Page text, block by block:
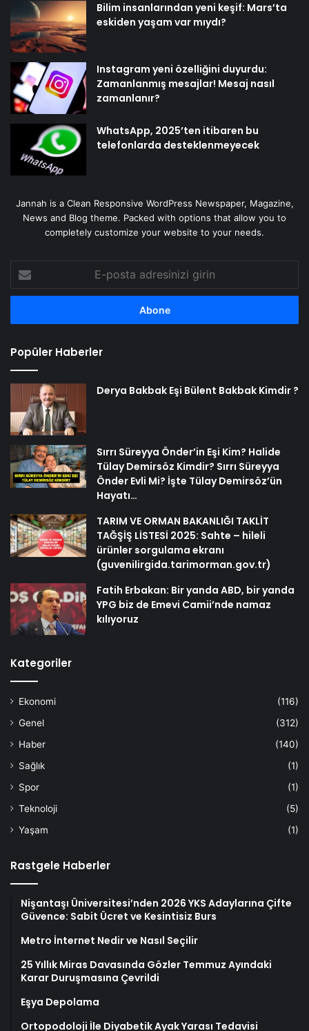
Bilim insanlarından yeni keşif: Mars’ta
eskiden yaşam var mıydı?
Instagram yeni özelliğini duyurdu:
Zamanlanmış mesajlar! Mesaj nasıl
zamanlanır?
WhatsApp, 2025’ten itibaren bu
telefonlarda desteklenmeyecek
Jannah is a Clean Responsive WordPress Newspaper, Magazine,
News and Blog theme. Packed with options that allow you to
completely customize your website to your needs.
posta
adresinizi
Popüler Haberler
Derya Bakbak Eşi Bülent Bakbak Kimdir ?
Sırrı Süreyya Önder’in Eşi Kim? Halide
Tülay Demirsöz Kimdir? Sırrı Süreyya
Önder Evli Mi? İşte Tülay Demirsöz’ün
Hayatı…
TARIM VE ORMAN BAKANLIĞI TAKLİT
TAĞŞİŞ LİSTESİ 2025: Sahte – hileli
ürünler sorgulama ekranı
(guvenilirgida.tarimorman.gov.tr)
Fatih Erbakan: Bir yanda ABD, bir yanda
YPG biz de Emevi Camii’nde namaz
kılıyoruz
Kategoriler
Ekonomi
(116)
Genel
(312)
Haber
(140)
Sağlık
(1)
Spor
(1)
Teknoloji
(5)
Yaşam
(1)
Rastgele Haberler
Nişantaşı Üniversitesi’nden 2026 YKS Adaylarına Çifte
Güvence: Sabit Ücret ve Kesintisiz Burs
Metro İnternet Nedir ve Nasıl Seçilir
25 Yıllık Miras Davasında Gözler Temmuz Ayındaki
Karar Duruşmasına Çevrildi
Eşya Depolama
Ortopodoloji İle Diyabetik Ayak Yarası Tedavisi